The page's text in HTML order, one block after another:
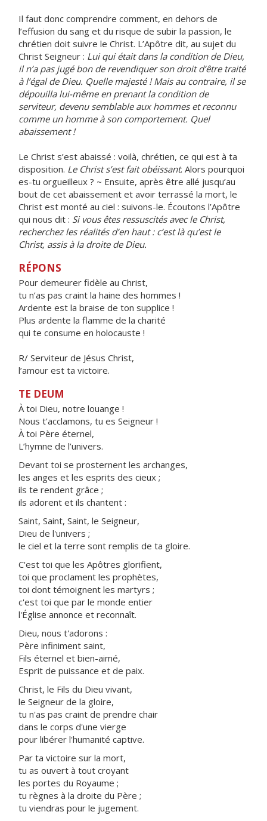
Il faut donc comprendre comment, en dehors de
l’effusion du sang et du risque de subir la passion, le
chrétien doit suivre le Christ. L’Apôtre dit, au sujet du
Christ Seigneur : Lui qui était dans la condition de Dieu,
il n’a pas jugé bon de revendiquer son droit d’être traité
à l’égal de Dieu. Quelle majesté ! Mais au contraire, il se
dépouilla lui-même en prenant la condition de
serviteur, devenu semblable aux hommes et reconnu
comme un homme à son comportement. Quel
abaissement !
Le Christ s’est abaissé : voilà, chrétien, ce qui est à ta
disposition. Le Christ s’est fait obéissant. Alors pourquoi
es-tu orgueilleux ? ~ Ensuite, après être allé jusqu’au
bout de cet abaissement et avoir terrassé la mort, le
Christ est monté au ciel : suivons-le. Écoutons l’Apôtre
qui nous dit : Si vous êtes ressuscités avec le Christ,
recherchez les réalités d’en haut : c’est là qu’est le
Christ, assis à la droite de Dieu.
RÉPONS
Pour demeurer fidèle au Christ,
tu n’as pas craint la haine des hommes !
Ardente est la braise de ton supplice !
Plus ardente la flamme de la charité
qui te consume en holocauste !
R/ Serviteur de Jésus Christ,
l’amour est ta victoire.
TE DEUM
À toi Dieu, notre louange !
Nous t'acclamons, tu es Seigneur !
À toi Père éternel,
L’hymne de l’univers.
Devant toi se prosternent les archanges,
les anges et les esprits des cieux ;
ils te rendent grâce ;
ils adorent et ils chantent :
Saint, Saint, Saint, le Seigneur,
Dieu de l'univers ;
le ciel et la terre sont remplis de ta gloire.
C'est toi que les Apôtres glorifient,
toi que proclament les prophètes,
toi dont témoignent les martyrs ;
c'est toi que par le monde entier
l'Église annonce et reconnaît.
Dieu, nous t'adorons :
Père infiniment saint,
Fils éternel et bien-aimé,
Esprit de puissance et de paix.
Christ, le Fils du Dieu vivant,
le Seigneur de la gloire,
tu n'as pas craint de prendre chair
dans le corps d'une vierge
pour libérer l'humanité captive.
Par ta victoire sur la mort,
tu as ouvert à tout croyant
les portes du Royaume ;
tu règnes à la droite du Père ;
tu viendras pour le jugement.